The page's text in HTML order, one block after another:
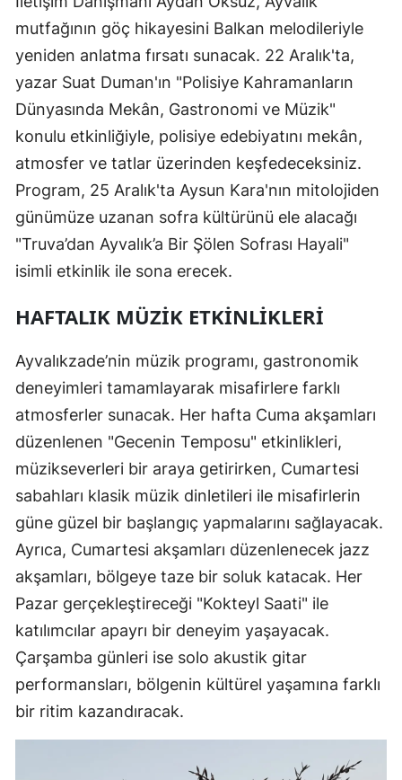
mutfağının göç hikayesini Balkan melodileriyle
yeniden anlatma fırsatı sunacak. 22 Aralık'ta,
yazar Suat Duman'ın "Polisiye Kahramanların
Dünyasında Mekân, Gastronomi ve Müzik"
konulu etkinliğiyle, polisiye edebiyatını mekân,
atmosfer ve tatlar üzerinden keşfedeceksiniz.
Program, 25 Aralık'ta Aysun Kara'nın mitolojiden
günümüze uzanan sofra kültürünü ele alacağı
"Truva’dan Ayvalık’a Bir Şölen Sofrası Hayali"
isimli etkinlik ile sona erecek.
HAFTALIK MÜZIK ETKINLIKLERI
Ayvalıkzade’nin müzik programı, gastronomik
deneyimleri tamamlayarak misafirlere farklı
atmosferler sunacak. Her hafta Cuma akşamları
düzenlenen "Gecenin Temposu" etkinlikleri,
müzikseverleri bir araya getirirken, Cumartesi
sabahları klasik müzik dinletileri ile misafirlerin
güne güzel bir başlangıç yapmalarını sağlayacak.
Ayrıca, Cumartesi akşamları düzenlenecek jazz
akşamları, bölgeye taze bir soluk katacak. Her
Pazar gerçekleştireceği "Kokteyl Saati" ile
katılımcılar apayrı bir deneyim yaşayacak.
Çarşamba günleri ise solo akustik gitar
performansları, bölgenin kültürel yaşamına farklı
bir ritim kazandıracak.